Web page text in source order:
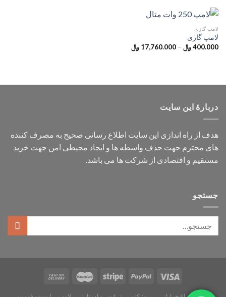
لامپ گازی
لامپ گازی
400.000 ﷼ –
17,760.000 ﷼
دربارهٔ این سایت
هدف از راه اندازی این سایت اطلاع رسانی صحیح به مصرف کننده
های محترم جهت حذف واسطه ها و ایجاد محیطی امن جهت خرید
مستقیم و اقتصادی از شرکت ها می باشد.
جستجو